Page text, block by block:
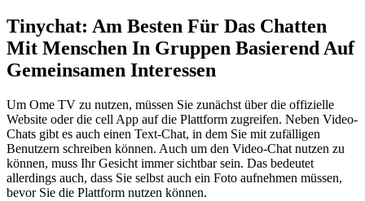
Tinychat: Am Besten Für Das Chatten
Mit Menschen In Gruppen Basierend Auf
Gemeinsamen Interessen
Um Ome TV zu nutzen, müssen Sie zunächst über die offizielle
Website oder die cell App auf die Plattform zugreifen. Neben Video-
Chats gibt es auch einen Text-Chat, in dem Sie mit zufälligen
Benutzern schreiben können. Auch um den Video-Chat nutzen zu
können, muss Ihr Gesicht immer sichtbar sein. Das bedeutet
allerdings auch, dass Sie selbst auch ein Foto aufnehmen müssen,
bevor Sie die Plattform nutzen können.